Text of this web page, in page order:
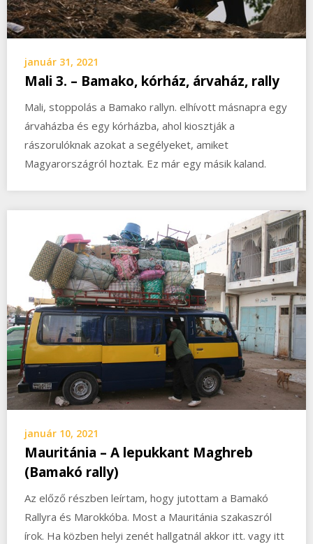
január 31, 2021
Mali 3. – Bamako, kórház, árvaház, rally
Mali, stoppolás a Bamako rallyn. elhívott másnapra egy
árvaházba és egy kórházba, ahol kiosztják a
rászorulóknak azokat a segélyeket, amiket
Magyarországról hoztak. Ez már egy másik kaland.
január 10, 2021
Mauritánia – A lepukkant Maghreb
(Bamakó rally)
Az előző részben leírtam, hogy jutottam a Bamakó
Rallyra és Marokkóba. Most a Mauritánia szakaszról
írok. Ha közben helyi zenét hallgatnál akkor itt. vagy itt